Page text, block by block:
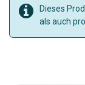
Dieses
als auch